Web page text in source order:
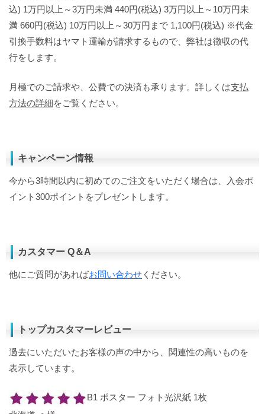
込) 1万円以上～3万円未満 440円(税込) 3万円以上～10万円未
満 660円(税込) 10万円以上～30万円まで 1,100円(税込) ※代金
引換手数料はヤマト運輸が請求するもので、弊社は徴収の代
行をします。
月極でのご請求や、公費での決済も承ります。詳しくは支払
方法の詳細をご覧ください。
キャンペーン情報
今から3時間以内に初めてのご注文をいただく場合は、入会ポ
イント300ポイントをプレゼントします。
カスタマー Q＆A
他にご質問があればお問い合わせ ください。
トップカスタマーレビュー
過去にいただいたお客様の声の中から、関連性の高いものを
表示しています。
B1 ポスター フォト光沢紙 1枚